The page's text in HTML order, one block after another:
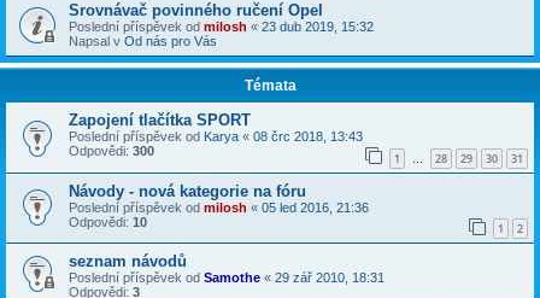
Srovnávač povinného ručení Opel
Poslední příspěvek od milosh « 23 dub 2019, 15:32
Napsal v Od nás pro Vás
Témata
Zapojení tlačítka SPORT
Poslední příspěvek od Karya « 08 črc 2018, 13:43
Odpovědi: 300 1 … 28 29 30 31
Návody - nová kategorie na fóru
Poslední příspěvek od milosh « 05 led 2016, 21:36
Odpovědi: 10 1 2
seznam návodů
Poslední příspěvek od Samothe « 29 zář 2010, 18:31
Odpovědi: 3